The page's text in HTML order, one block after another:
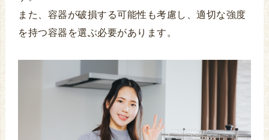
また、容器が破損する可能性も考慮し、適切な強度
を持つ容器を選ぶ必要があります。